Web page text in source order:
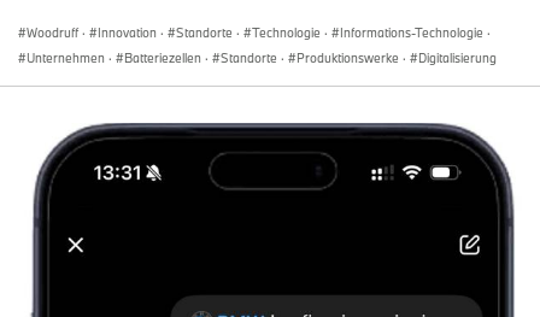
Woodruff · Innovation · Standorte · Technologie · Informations-Technologie ·
Unternehmen · Batteriezellen · Standorte · Produktionswerke · Digitalisierung